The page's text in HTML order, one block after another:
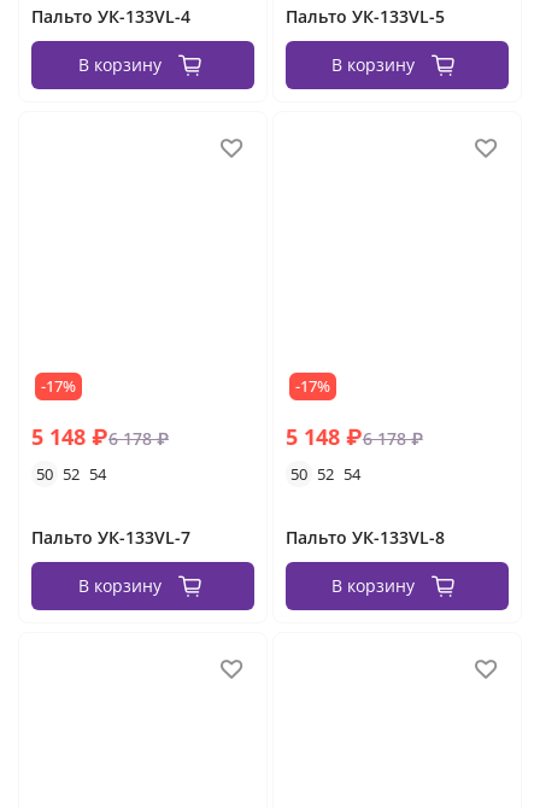
Пальто УК-133VL-4
В корзину
Пальто УК-133VL-5
В корзину
-17%
5 148 ₽6 178 ₽
50 52 54
Пальто УК-133VL-7
В корзину
-17%
5 148 ₽6 178 ₽
50 52 54
Пальто УК-133VL-8
В корзину